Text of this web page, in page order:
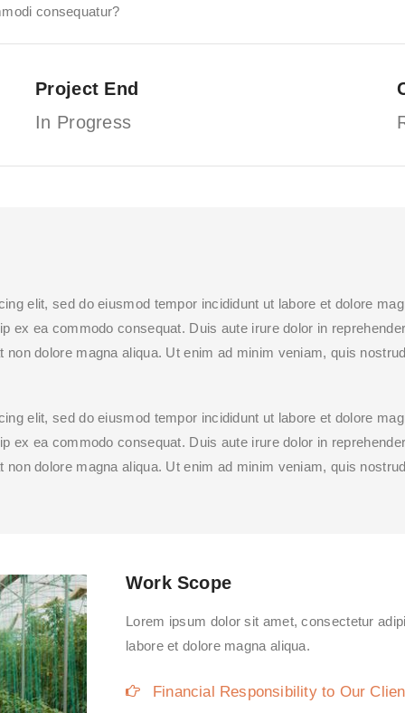
consequatur?
Project End
In Progress
elit, sed do eiusmod tempor incididunt ut labore et dolore
ex ea commodo consequat. Duis aute irure dolor in
dolore magna aliqua. Ut enim ad minim veniam, quis
elit, sed do eiusmod tempor incididunt ut labore et dolore
ex ea commodo consequat. Duis aute irure dolor in
dolore magna aliqua. Ut enim ad minim veniam, quis
Work Scope
Lorem ipsum dolor sit amet, consectetur
labore et dolore magna aliqua.
Financial Responsibility to Our